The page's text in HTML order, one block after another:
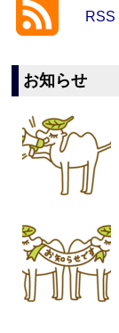
RSS
お知らせ